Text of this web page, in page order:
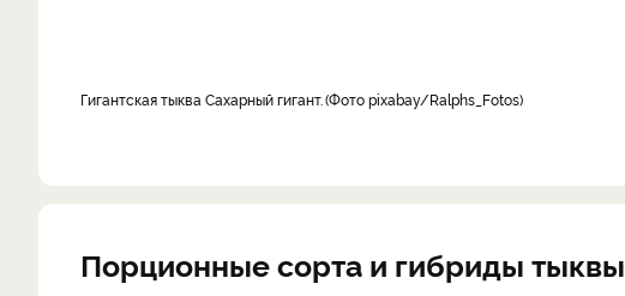
гигантская тыква Сахарный гигант. Фото pixabay/Ralphs_Fotos
Порционные сорта и гибриды тыквы